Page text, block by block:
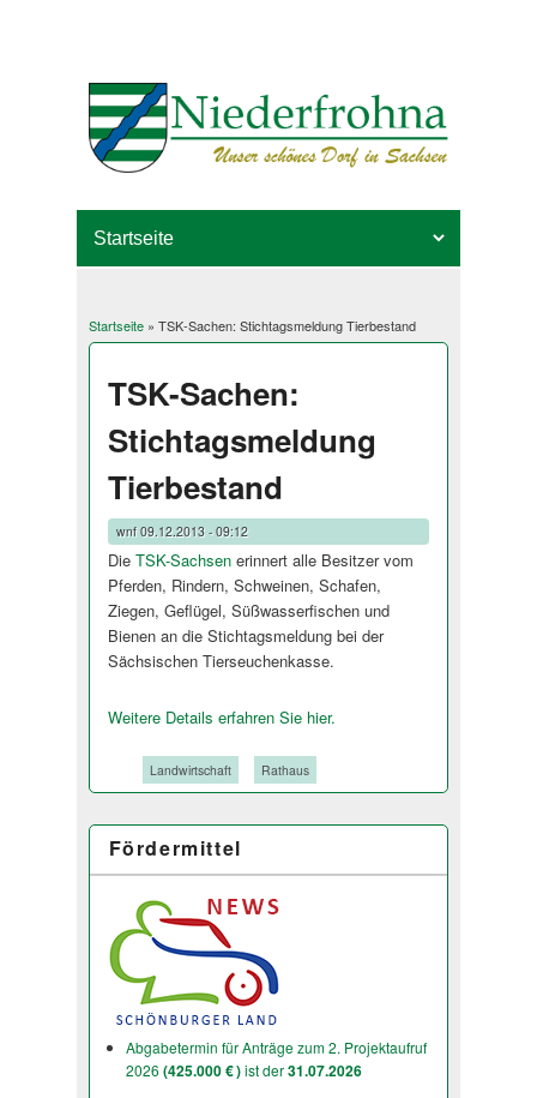
Sie sind hier
Startseite» TSK-Sachen: Stichtagsmeldung Tierbestand
TSK-Sachen:
Stichtagsmeldung
Tierbestand
wnf09.12.2013 - 09:12
Die TSK-Sachsenerinnert alle Besitzer vom
Pferden, Rindern, Schweinen, Schafen,
Ziegen, Geflügel, Süßwasserfischen und
Bienen an die Stichtagsmeldung bei der
Sächsischen Tierseuchenkasse.
Weitere Details erfahren Sie hier.
Landwirtschaft Rathaus
Fördermittel
Abgabetermin für Anträge zum 2. Projektaufruf
2026 (425.000 € )ist der31.07.2026